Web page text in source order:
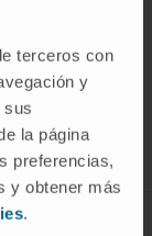
terceros con
y
sus
la página
preferencias,
y obtener más
.